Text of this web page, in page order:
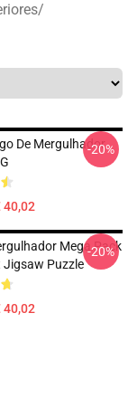
/
De Mergulhador
40,02
-20%
Mega Pack
Jigsaw Puzzle
40,02
-20%